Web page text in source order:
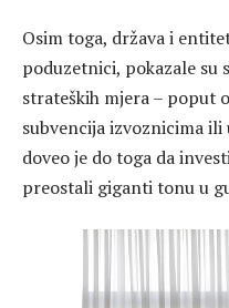
Osim toga, država i
poduzetnici, pokazale su
strateških mjera – poput
subvencija izvoznicima
doveo je do toga da
preostali giganti tonu u